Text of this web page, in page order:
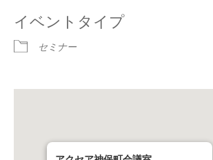
イベントタイプ
セミナー